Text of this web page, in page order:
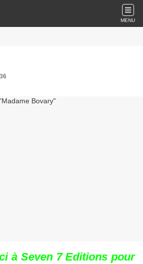
MENU
à Seven 7 Editions pour